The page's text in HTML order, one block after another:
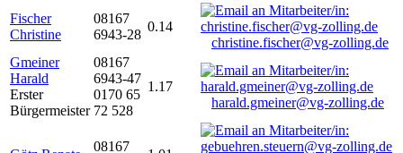
Fischer
Christine
08167
6943-28
0.14
christine.fischer@vg-zolling.de
Gmeiner
Harald
Erster
Bürgermeister
08167
6943-47
0170 65
72 528
1.17
harald.gmeiner@vg-zolling.de
08167